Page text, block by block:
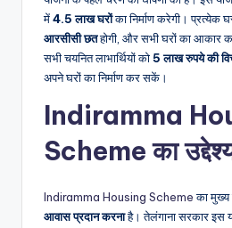
में4.5 लाख घरोंका निर्माण करेगी। प्रत्येक
आरसीसी छतहोगी, और सभी घरों का आकार
सभी चयनित लाभार्थियों को5 लाख रुपये की
अपने घरों का निर्माण कर सकें।
Indiramma
Scheme का
Indiramma Housing Schemeका मुख्य
आवास प्रदान करनाहै। तेलंगाना सरकार इस